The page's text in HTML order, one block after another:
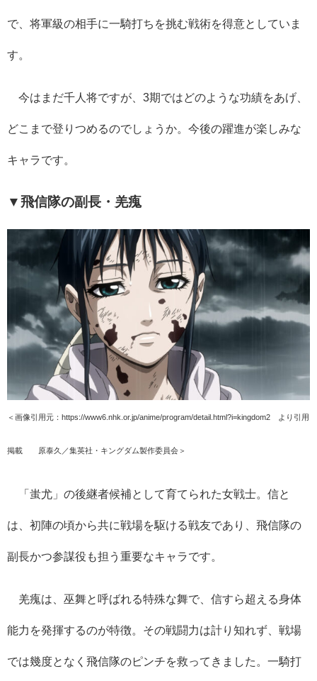
で、将軍級の相手に一騎打ちを挑む戦術を得意としていま
す。
今はまだ千人将ですが、 3期ではどのような功績をあげ、
どこまで登りつめるのでしょうか。今後の躍進が楽しみな
キャラです。
▼飛信隊の副長・羌瘣
＜画像引用元：https://www6.nhk.or.jp/anime/program/detail.html?i=kingdom2 より引用
掲載 ©原泰久／集英社・キングダム製作委員会＞
「蚩尤」の後継者候補として育てられた女戦士。信と
は、初陣の頃から共に戦場を駆ける戦友であり、飛信隊の
副長かつ参謀役も担う重要なキャラです。
羌瘣は、巫舞と呼ばれる特殊な舞で、信すら超える身体
能力を発揮するのが特徴。その戦闘力は計り知れず、戦場
では幾度となく飛信隊のピンチを救ってきました。一騎打